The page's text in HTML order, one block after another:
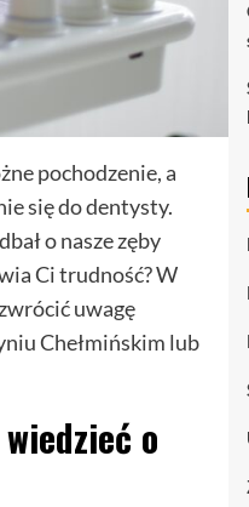
pochodzenie, a
się do dentysty.
o nasze zęby
Ci trudność? W
uwagę
Chełmińskim lub
o